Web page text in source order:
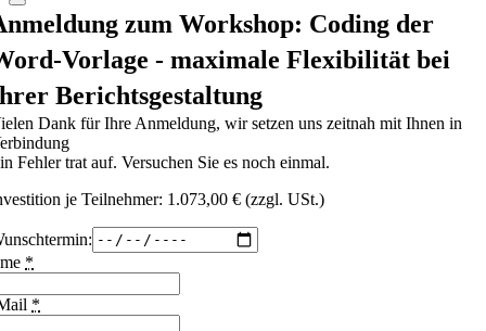
zum Workshop: Coding der
Vorlage - maximale Flexibilität bei
Berichtsgestaltung
Dank für Ihre Anmeldung, wir setzen uns zeitnah mit Ihnen in
Fehler trat auf. Versuchen Sie es noch einmal.
je Teilnehmer: 1.073,00 € (zzgl. USt.)
*
*